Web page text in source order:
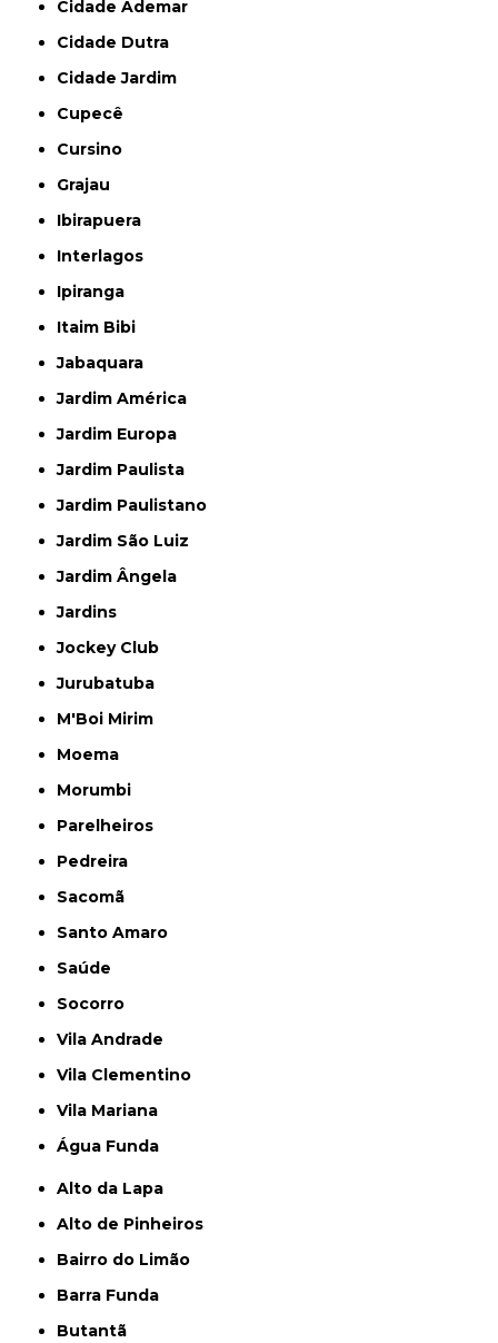
Cidade Ademar
Cidade Dutra
Cidade Jardim
Cupecê
Cursino
Grajau
Ibirapuera
Interlagos
Ipiranga
Itaim Bibi
Jabaquara
Jardim América
Jardim Europa
Jardim Paulista
Jardim Paulistano
Jardim São Luiz
Jardim Ângela
Jardins
Jockey Club
Jurubatuba
M'Boi Mirim
Moema
Morumbi
Parelheiros
Pedreira
Sacomã
Santo Amaro
Saúde
Socorro
Vila Andrade
Vila Clementino
Vila Mariana
Água Funda
Alto da Lapa
Alto de Pinheiros
Bairro do Limão
Barra Funda
Butantã